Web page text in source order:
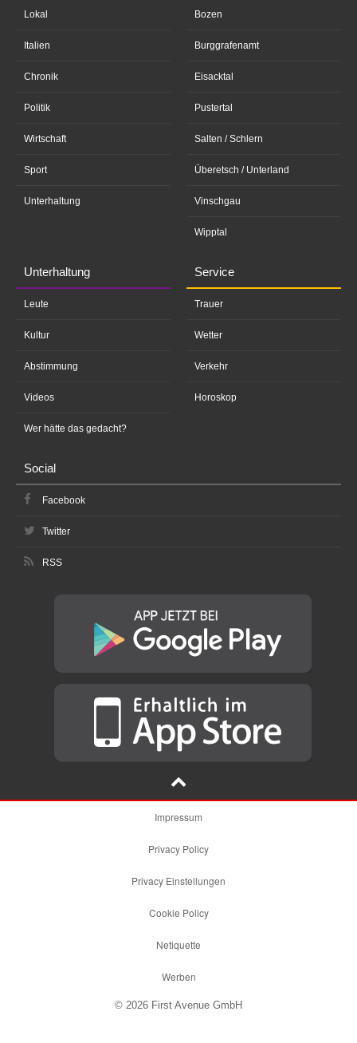
Lokal
Italien
Chronik
Politik
Wirtschaft
Sport
Unterhaltung
Bozen
Burggrafenamt
Eisacktal
Pustertal
Salten / Schlern
Überetsch / Unterland
Vinschgau
Wipptal
Unterhaltung
Leute
Kultur
Abstimmung
Videos
Wer hätte das gedacht?
Service
Trauer
Wetter
Verkehr
Horoskop
Social
Facebook
Twitter
RSS
Impressum
Privacy Policy
Privacy Einstellungen
Cookie Policy
Netiquette
Werben
© 2026 First Avenue GmbH